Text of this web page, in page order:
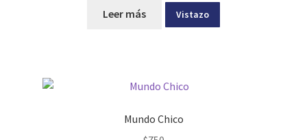
Leer más Vistazo
Mundo Chico